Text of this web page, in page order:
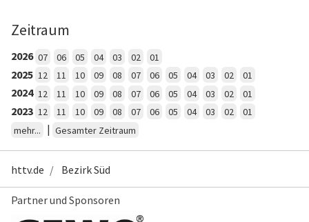
Zeitraum
2026 07 06 05 04 03 02 01
2025 12 11 10 09 08 07 06 05 04 03 02 01
2024 12 11 10 09 08 07 06 05 04 03 02 01
2023 12 11 10 09 08 07 06 05 04 03 02
01
mehr...
| Gesamter Zeitraum
httv.de Bezirk Süd
Partner und Sponsoren